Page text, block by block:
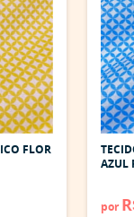
FLOR
AZUL
por